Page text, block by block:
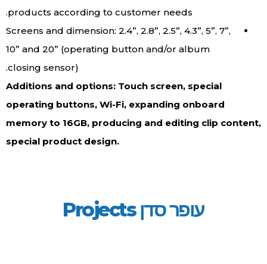
products according to customer needs.
Screens and dimension: 2.4”, 2.8”, 2.5”, 4.3”, 5”, 7”,
10” and 20” (operating button and/or album
closing sensor).
Additions and options: Touch screen, special
operating buttons, Wi-Fi, expanding onboard
memory to 16GB, producing and editing clip content,
special product design.
עופר סדן Projects